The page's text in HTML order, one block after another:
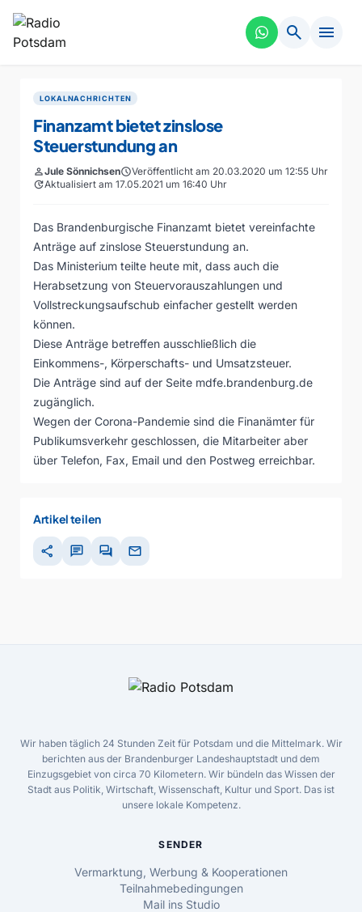
search menu
LOKALNACHRICHTEN
Finanzamt bietet zinslose
Steuerstundung an
personJule SönnichsenscheduleVeröffentlicht am 20.03.2020 um 12:55 Uhr
updateAktualisiert am 17.05.2021 um 16:40 Uhr
Das Brandenburgische Finanzamt bietet vereinfachte
Anträge auf zinslose Steuerstundung an.
Das Ministerium teilte heute mit, dass auch die
Herabsetzung von Steuervorauszahlungen und
Vollstreckungsaufschub einfacher gestellt werden
können.
Diese Anträge betreffen ausschließlich die
Einkommens-, Körperschafts- und Umsatzsteuer.
Die Anträge sind auf der Seite mdfe.brandenburg.de
zugänglich.
Wegen der Corona-Pandemie sind die Finanämter für
Publikumsverkehr geschlossen, die Mitarbeiter aber
über Telefon, Fax, Email und den Postweg erreichbar.
Artikel teilen
share chat forum mail
Wir haben täglich 24 Stunden Zeit für Potsdam und die Mittelmark. Wir
berichten aus der Brandenburger Landeshauptstadt und dem
Einzugsgebiet von circa 70 Kilometern. Wir bündeln das Wissen der
Stadt aus Politik, Wirtschaft, Wissenschaft, Kultur und Sport. Das ist
unsere lokale Kompetenz.
SENDER
Vermarktung, Werbung & Kooperationen
Teilnahmebedingungen
Mail ins Studio